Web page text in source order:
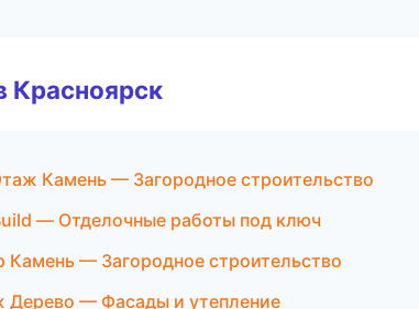
Красноярск
Камень — Загородное строительство
— Отделочные работы под ключ
Камень — Загородное строительство
— Фасады и утепление